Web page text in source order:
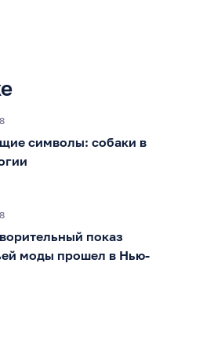
символы: собаки в
показ
моды прошел в Нью-